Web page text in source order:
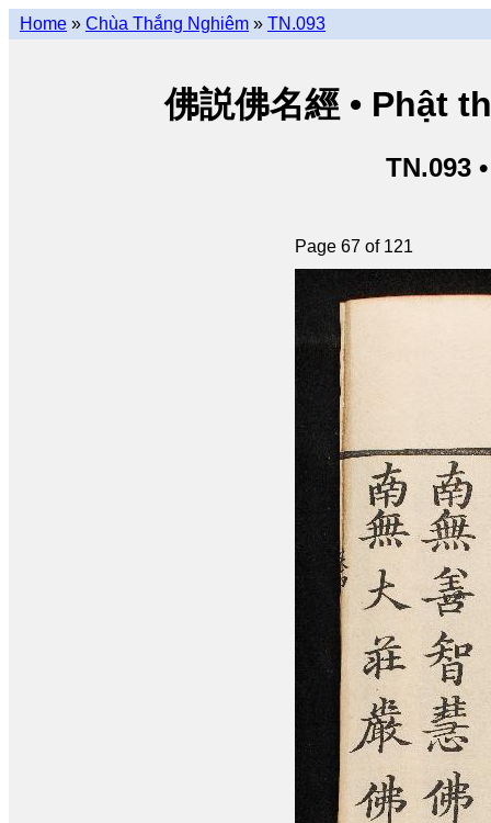
Home » Chùa Thắng Nghiêm » TN.093
佛説佛名經 • Phật
TN.093
Page 67 of 121